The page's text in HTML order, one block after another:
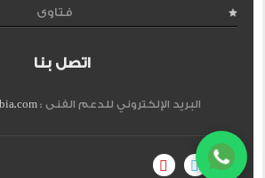
فتاوى
اتصل بنا
البريد الإلكتروني للدعم الفنى :